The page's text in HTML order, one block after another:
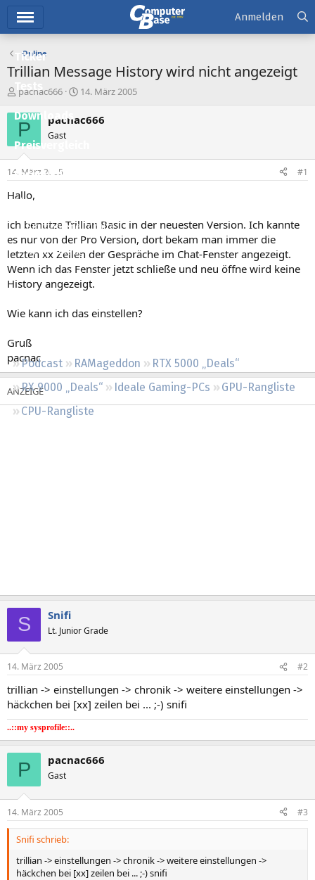
Ticker
Downloads
Preisvergleich
Forum
Aktuelles
Empfohlene Inhalte
Neue Beiträge
Neueste Aktivitäten
Podcast RAMageddon
RTX 5000 „Deals“
RX 9000 „Deals“
Ideale Gaming-PCs
GPU-Rangliste
CPU-Rangliste
Anmelden
Online
Trillian Message History wird nicht angezeigt
E
s
e
e
r
pacnac666
E
s
t
14. März 2005
P pacnac666
Gast
14. März 2005 #1
Hallo,
ich benutze Trillian Basic in der neuesten Version. Ich kannte
es nur von der Pro Version, dort bekam man immer die
letzten xx Zeilen der Gespräche im Chat-Fenster angezeigt.
Wenn ich das Fenster jetzt schließe und neu öffne wird keine
History angezeigt.
Wie kann ich das einstellen?
Gruß
pacnac
S Snifi
Lt. Junior Grade
14. März 2005 #2
trillian -> einstellungen -> chronik -> weitere einstellungen ->
häckchen bei [xx] zeilen bei ... ;-) snifi
..::my sysprofile::..
P pacnac666
Gast
14. März 2005 #3
Snifi schrieb:
trillian -> einstellungen -> chronik -> weitere einstellungen ->
häckchen bei [xx] zeilen bei ... ;-) snifi